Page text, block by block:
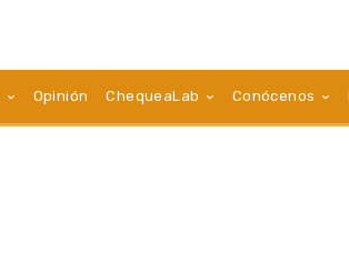
Opinión ChequeaLab Conócenos